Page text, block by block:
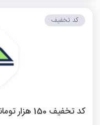
کد تخفیف 150 هزار تومانی هتل سفرآرا
کد تخفیف